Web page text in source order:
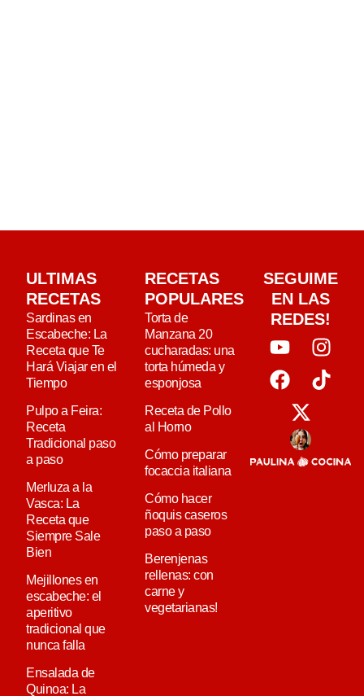
ULTIMAS
RECETAS
Sardinas en
Escabeche: La
Receta que Te
Hará Viajar en el
Tiempo
Pulpo a Feira:
Receta
Tradicional paso
a paso
Merluza a la
Vasca: La
Receta que
Siempre Sale
Bien
Mejillones en
escabeche: el
aperitivo
tradicional que
nunca falla
Ensalada de
Quinoa: La
RECETAS
POPULARES
Torta de
Manzana 20
cucharadas: una
torta húmeda y
esponjosa
Receta de Pollo
al Horno
Cómo preparar
focaccia italiana
Cómo hacer
ñoquis caseros
paso a paso
Berenjenas
rellenas: con
carne y
vegetarianas!
SEGUIME
EN LAS
REDES!